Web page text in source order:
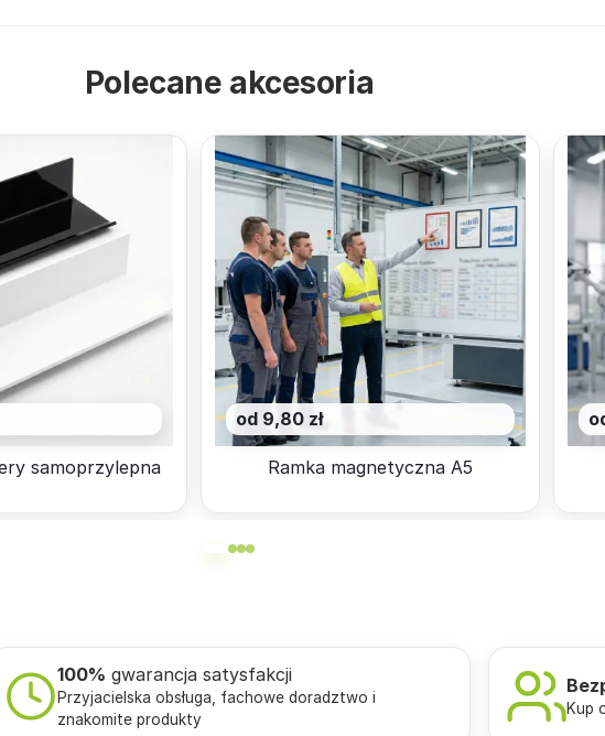
Polecane akcesoria
samoprzylepna
od 9,80 zł
Ramka magnetyczna A5
100% gwarancja satysfakcji
Przyjacielska obsługa, fachowe doradztwo i
znakomite produkty
Kup